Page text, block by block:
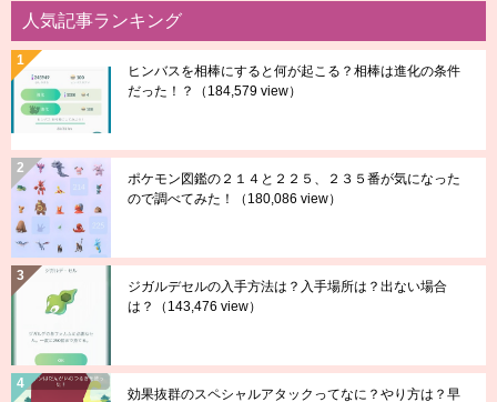
人気記事ランキング
ヒンバスを相棒にすると何が起こる？相棒は進化の条件
だった！？
（184,579 view）
ポケモン図鑑の２１４と２２５、２３５番が気になった
ので調べてみた！
（180,086 view）
ジガルデセルの入手方法は？入手場所は？出ない場合
は？
（143,476 view）
効果抜群のスペシャルアタックってなに？やり方は？早